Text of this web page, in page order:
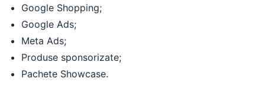
Google Shopping;
Google Ads;
Meta Ads;
Produse sponsorizate;
Pachete Showcase.